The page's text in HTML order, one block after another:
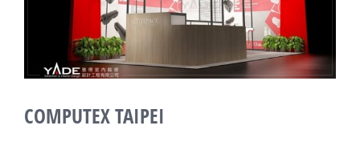
COMPUTEX TAIPEI